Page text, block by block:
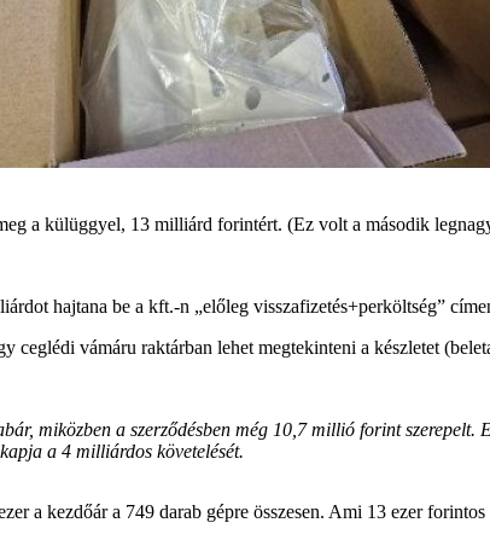
a külüggyel, 13 milliárd forintért. (Ez volt a második
hajtana be a kft.-n „előleg visszafizetés+perköltség”
vámáru raktárban lehet megtekinteni a készletet
miközben a szerződésben még 10,7 millió forint szerepelt.
a 4 milliárdos követelését.
a kezdőár a 749 darab gépre összesen. Ami 13 ezer